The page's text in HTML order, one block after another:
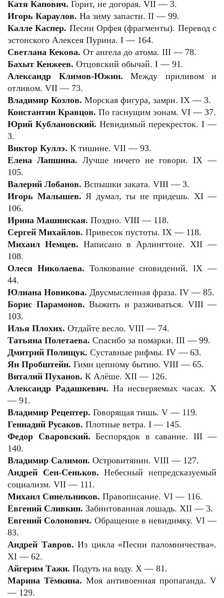
Катя Капович. Горит, не догорая. VII — 3.
Игорь Караулов. На зиму запасти. II — 99.
Калле Каспер. Песни Орфея (фрагменты). Перевод с
эстонского Алексея Пурина. I — 164.
Светлана Кекова. От ангела до атома. III — 78.
Бахыт Кенжеев. Отцовский обычай. I — 91.
Александр Климов-Южин. Между приливом и
отливом. VII — 73.
Владимир Козлов. Морская фигура, замри. IX — 3.
Константин Кравцов. По гаснущим эонам. VI — 37.
Юрий Кублановский. Невидимый перекресток. I —
3.
Виктор Куллэ. К тишине. VII — 93.
Елена Лапшина. Лучше ничего не говори. IX —
105.
Валерий Лобанов. Вспышки заката. VIII — 3.
Игорь Малышев. Я думал, ты не придешь. XI —
106.
Ирина Машинская. Поздно. VIII — 118.
Сергей Михайлов. Привесок пустоты. IX — 118.
Михаил Немцев. Написано в Арлингтоне. XII —
108.
Олеся Николаева. Толкование сновидений. IX —
44.
Юлиана Новикова. Двусмысленная фраза. IV — 85.
Борис Парамонов. Выжить и разживаться. VIII —
103.
Илья Плохих. Отдайте весло. VIII — 74.
Татьяна Полетаева. Спасибо за помарки. III — 99.
Дмитрий Полищук. Суставные рифмы. IV — 63.
Ян Пробштейн. Гимн цепному бытию. VIII — 65.
Виталий Пуханов. К Алёше. XII — 126.
Александр Радашкевич. На несверяемых часах. X
— 91.
Владимир Рецептер. Говорящая тишь. V — 119.
Геннадий Русаков. Плотные ветра. I — 145.
Федор Сваровский. Беспорядок в саванне. III —
140.
Владимир Салимон. Островитянин. VIII — 127.
Андрей Сен-Сеньков.Небесный непредсказуемый
социализм. VII — 111.
Михаил Синельников. Правописание. VI — 116.
Евгений Сливкин. Забинтованная лошадь. XII — 3.
Евгений Солонович. Обращение в невидимку. VI —
83.
Андрей Тавров.Из цикла «Песни паломничества».
XI — 62.
Айгерим Тажи. Подуть на воду. X — 81.
Марина Тёмкина. Моя антивоенная пропаганда. V
— 129.